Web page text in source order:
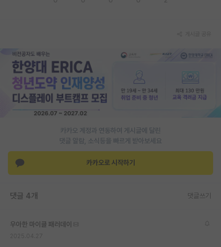
카카오 계정과 연동하여 게시글에 달린
댓글 알람, 소식등을 빠르게 받아보세요
카카오로 시작하기
댓글 4개 댓글쓰기
우아한 마이클 패러데이